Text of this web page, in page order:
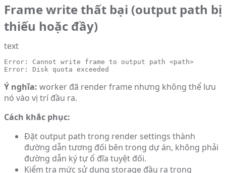
Frame write thất bại (output path bị
thiếu hoặc đầy)
text
Error: Cannot write frame to output path <path>
Error: Disk quota exceeded
Ý nghĩa: worker đã render frame nhưng không thể lưu
nó vào vị trí đầu ra.
Cách khắc phục:
Đặt output path trong render settings thành
đường dẫn tương đối bên trong dự án, không phải
đường dẫn ký tự ổ đĩa tuyệt đối.
Kiểm tra mức sử dụng storage đầu ra trong